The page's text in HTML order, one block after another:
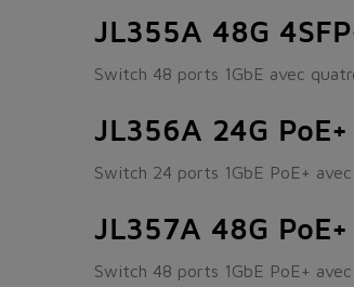
JL355A 48G
Switch 48 ports 1GbE avec
JL356A 24G PoE+
Switch 24 ports 1GbE PoE+
JL357A 48G PoE+
Switch 48 ports 1GbE PoE+